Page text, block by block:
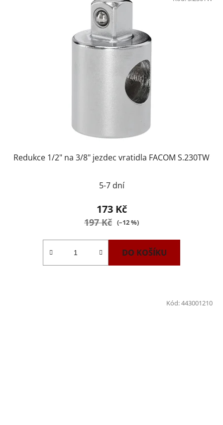
Redukce 1/2" na 3/8" jezdec vratidla FACOM S.230TW
5-7 dní
173 Kč
197 Kč (–12 %)
DO KOŠÍKU
Kód:443001210